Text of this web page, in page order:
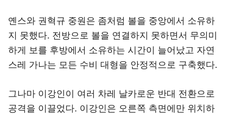
옌스와 권혁규 중원은 좀처럼 볼을 중앙에서 소유하
지 못했다. 전방으로 볼을 연결하지 못하면서 무의미
하게 보를 후방에서 소유하는 시간이 늘어났고 자연
스레 가나는 모든 수비 대형을 안정적으로 구축했다.
그나마 이강인이 여러 차레 날카로운 반대 전환으로
공격을 이끌었다. 이강인은 오른쪽 측면에만 위치하